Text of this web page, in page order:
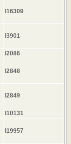
I16309
I3901
I2086
I2848
I2849
I10131
I19957